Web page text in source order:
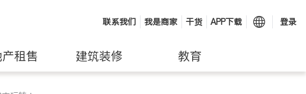
联系我们 我是商家 干货 APP下载 登录
租售 建筑装修 教育